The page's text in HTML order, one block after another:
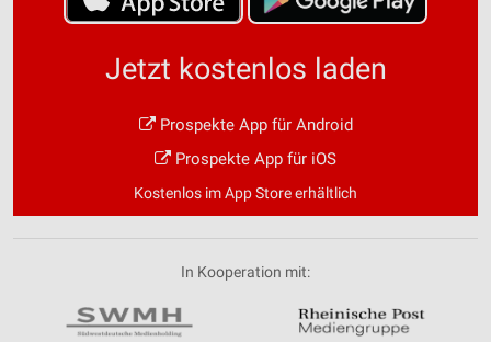
Jetzt kostenlos laden
Prospekte App für Android
Prospekte App für iOS
Kostenlos im App Store erhältlich
In Kooperation mit: